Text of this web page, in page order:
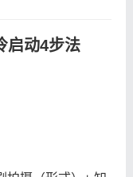
启动4步法​